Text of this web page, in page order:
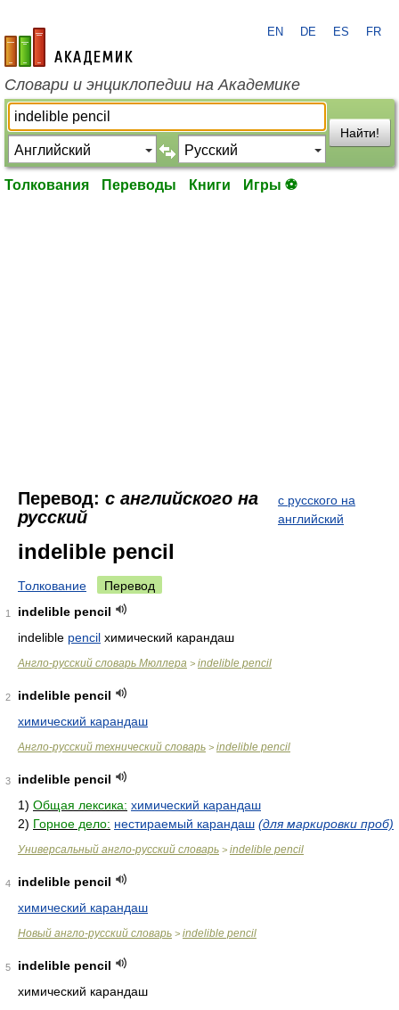
academic.ru
EN DE ES FR
Словари и энциклопедии на Академике
Найти!
Толкования Переводы Книги Игры ⚽
Перевод: с английского на
русский
с русского на
английский
indelible pencil
Толкование Перевод
1
indelible pencil
indelible pencil химический карандаш
Англо-русский словарь Мюллера > indelible pencil
2
indelible pencil
химический карандаш
Англо-русский технический словарь > indelible pencil
3
indelible pencil
1) Общая лексика: химический карандаш
2) Горное дело: нестираемый карандаш (для маркировки проб)
Универсальный англо-русский словарь > indelible pencil
4
indelible pencil
химический карандаш
Новый англо-русский словарь > indelible pencil
5
indelible pencil
химический карандаш